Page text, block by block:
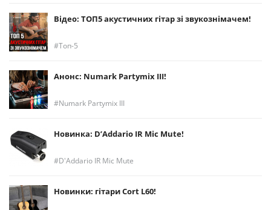
Відео: ТОП5 акустичних гітар зі звукознімачем!
Топ-5
Анонс: Numark Partymix III!
Numark Partymix III
Новинка: D’Addario IR Mic Mute!
D'Addario IR Mic Mute
Новинки: гітари Cort L60!